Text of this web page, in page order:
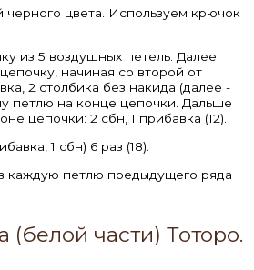
цвета. Используем крючок
из 5 воздушных петель. Далее
начиная со второй от
2 столбика без накида (далее -
петлю на конце цепочки. Дальше
цепочки: 2 сбн, 1 прибавка (12).
1 сбн) 6 раз (18).
каждую петлю предыдущего ряда
(белой части) Тоторо.